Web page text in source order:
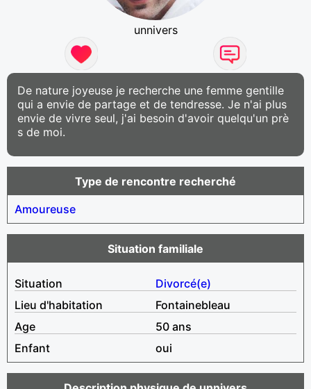
unnivers
De nature joyeuse je recherche une femme gentille
qui a envie de partage et de tendresse. Je n'ai plus
envie de vivre seul, j'ai besoin d'avoir quelqu'un prè
s de moi.
Type de rencontre recherché
Amoureuse
Situation familiale
Situation
Divorcé(e)
Lieu d'habitation
Fontainebleau
Age
50 ans
Enfant
oui